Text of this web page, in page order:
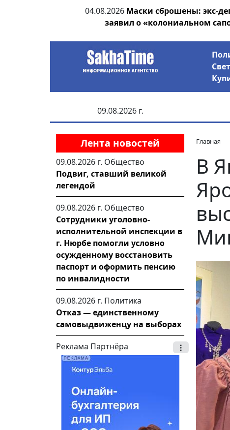
04.08.2026 Маски сброшены: экс-
заявил о «колониальном
09.08.2026 г.
Лента новостей
09.08.2026 г. Общество
Подвиг, ставший великой
легендой
09.08.2026 г. Общество
Сотрудники уголовно-
исполнительной инспекции в
г. Нюрбе помогли условно
осужденному восстановить
паспорт и оформить пенсию
по инвалидности
09.08.2026 г. Политика
Отказ — единственному
самовыдвиженцу на выборах
Реклама Партнёра
Главная
В